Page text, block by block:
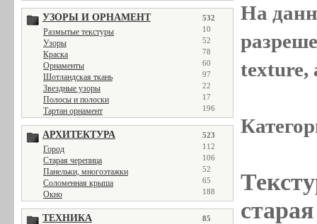
УЗОРЫ И ОРНАМЕНТ 532
Размытые текстуры 10
Узоры 52
Краска 78
Орнаменты 60
Шотландская ткань 97
Звездные узоры 22
Полосы и полоски 17
Тартан орнамент 196
АРХИТЕКТУРА 523
Город 112
Старая черепица 106
Панельки, многоэтажки 52
Соломенная крыша 65
Окно 188
ТЕХНИКА 85
На
texture,